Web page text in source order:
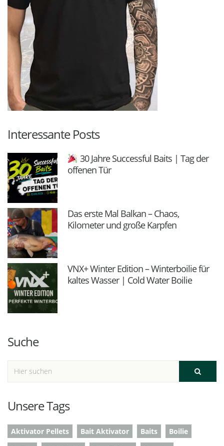
Interessante Posts
30 Jahre Successful Baits | Tag der
offenen Tür
Das erste Mal Balkan – Chaos,
Kilometer und große Karpfen
VNX+ Winter Edition – Winterboilie für
kaltes Wasser | Cold Water Boilie
Suche
Unsere Tags
Aktivator Pellets Bait Aktivator Baits
Boilie